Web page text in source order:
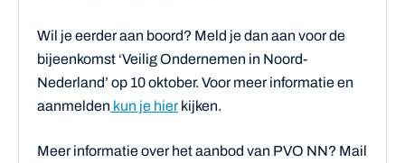
Wil je eerder aan boord? Meld je dan aan voor de
bijeenkomst ‘Veilig Ondernemen in Noord-
Nederland’ op 10 oktober. Voor meer informatie en
aanmelden kun je hierkijken.
Meer informatie over het aanbod van PVO NN? Mail